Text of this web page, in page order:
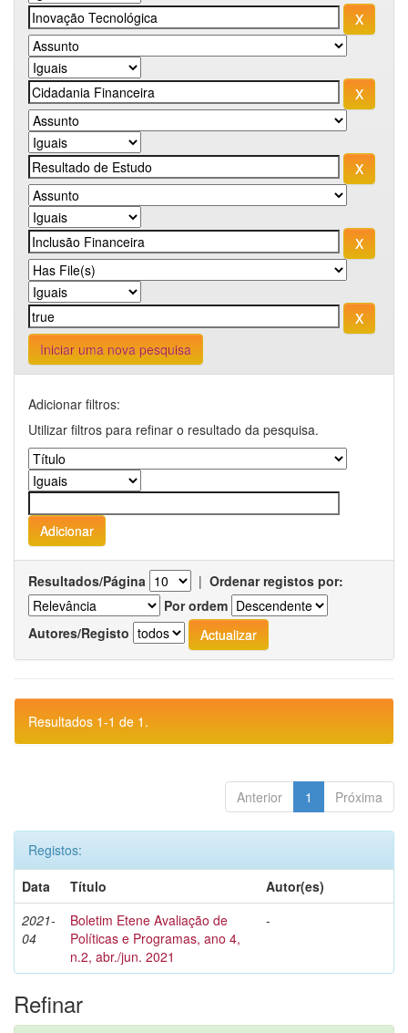
Iniciar uma nova pesquisa
Adicionar filtros:
Utilizar filtros para refinar o resultado da pesquisa.
Resultados/Página | Ordenar registos por:
Por ordem
Autores/Registo
Resultados 1-1 de 1.
Anterior 1 Próxima
Registos:
Data
Título
Autor(es)
2021-
04
Boletim Etene Avaliação de
Políticas e Programas, ano 4,
n.2, abr./jun. 2021
-
Refinar